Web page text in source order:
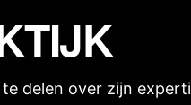
delen over zijn